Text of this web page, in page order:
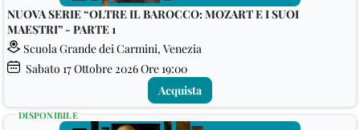
NUOVA SERIE “OLTRE IL BAROCCO: MOZART E I SUOI
MAESTRI” - PARTE 1
Scuola Grande dei Carmini, Venezia
Sabato 17Ottobre 2026Ore 19:00
Acquista
DISPONIBILE